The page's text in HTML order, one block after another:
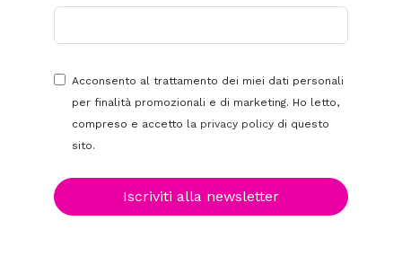
Acconsento al trattamento dei miei dati personali
per finalità promozionali e di marketing. Ho letto,
compreso e accetto la privacy policy di questo
sito.
Iscriviti alla newsletter